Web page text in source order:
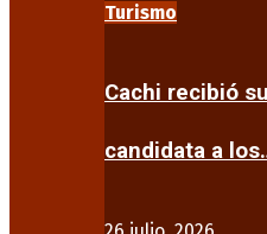
Turismo
Cachi recibió
candidata a